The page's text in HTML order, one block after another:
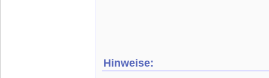
Hinweise: